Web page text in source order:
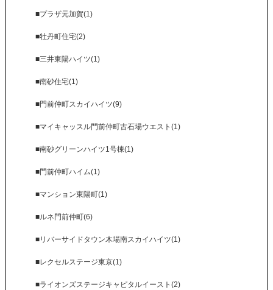
■プラザ元加賀(1)
■牡丹町住宅(2)
■三井東陽ハイツ(1)
■南砂住宅(1)
■門前仲町スカイハイツ(9)
■マイキャッスル門前仲町古石場ウエスト(1)
■南砂グリーンハイツ1号棟(1)
■門前仲町ハイム(1)
■マンション東陽町(1)
■ルネ門前仲町(6)
■リバーサイドタウン木場南スカイハイツ(1)
■レクセルステージ東京(1)
■ライオンズステージキャピタルイースト(2)